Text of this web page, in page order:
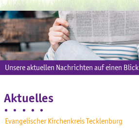
Unsere aktuellen Nachrichten auf einen Blick
Aktuelles
Evangelischer Kirchenkreis Tecklenburg